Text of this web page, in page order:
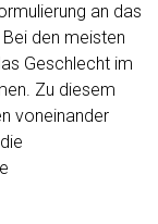
an das
den meisten
Geschlecht im
Zu diesem
voneinander